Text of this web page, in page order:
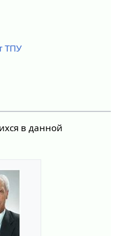
ТПУ
в данной